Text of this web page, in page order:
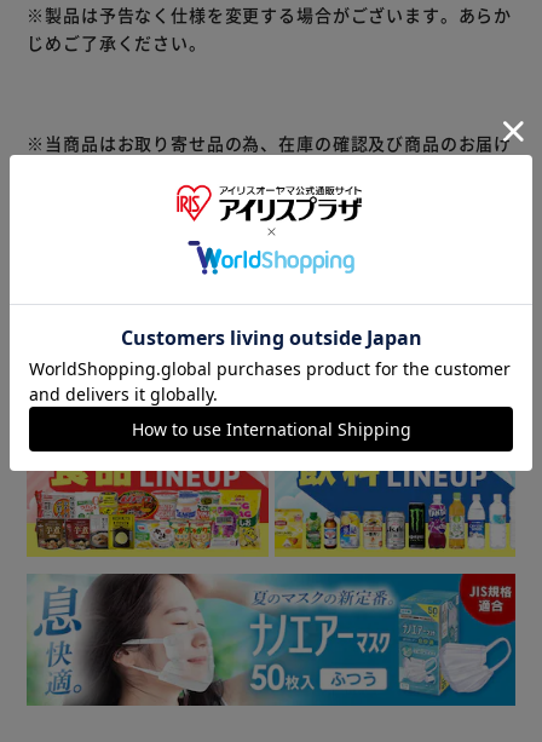
※製品は予告なく仕様を変更する場合がございます。あらか
じめご了承ください。
※当商品はお取り寄せ品の為、在庫の確認及び商品のお届け
また、商品がメーカーにて完売となっていた場合、キャンセ
ル又は注文内容の変更をお願いいたしております。
予めご了承くださいますようお願いいたします。
商品はアイリスプラザがセレクトしたオススメ商品です。
商品情報
▼ 食品・飲料おすすめ ▼